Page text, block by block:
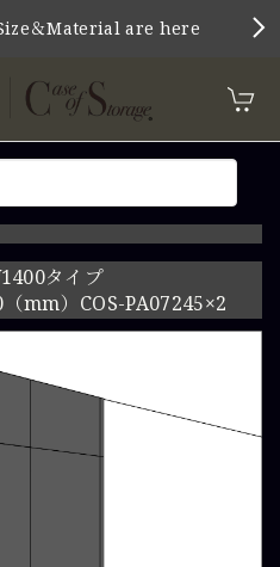
＆Material are here
タイプ
mm）COS-PA07245×2